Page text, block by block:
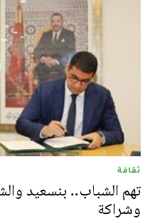
ثقافة
تهم الشباب.. بنسعيد
وشراكة